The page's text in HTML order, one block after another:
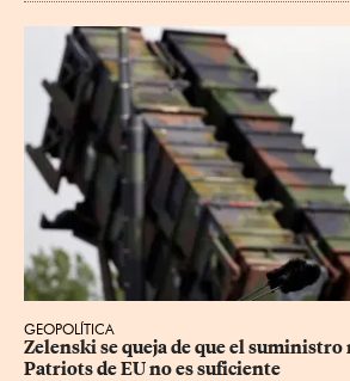
GEOPOLÍTICA
Zelenski se queja de que el
Patriots de EU no es suficiente